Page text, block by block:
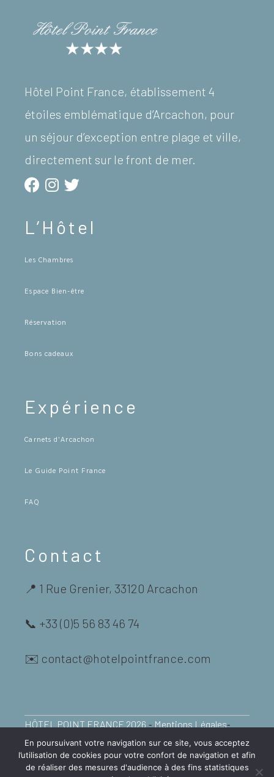
Hôtel Point France, établissement 4
étoiles emblématique d’Arcachon, pour
un séjour d’exception entre plage et ville,
directement sur le front de mer.
L’Hôtel
Les Chambres
Espace Bien-être
Réservation
Bons cadeaux
Expérience
Carnets d’Arcachon
Le Guide Point France
FAQ
Contact
📍 1 Rue Grenier, 33120 Arcachon
📞 +33 (0)5 56 83 46 74
✉️ contact@hotelpointfrance.com
HÔTEL POINT FRANCE 2026 - Mentions Légales-
Politique de Confidentialité-Plan de Site -Presse-
Designed by NYX PARTNERS
En poursuivant votre navigation sur ce site, vous acceptez
l’utilisation de cookies pour votre confort de navigation et afin
de réaliser des mesures d'audience à des fins statistiques